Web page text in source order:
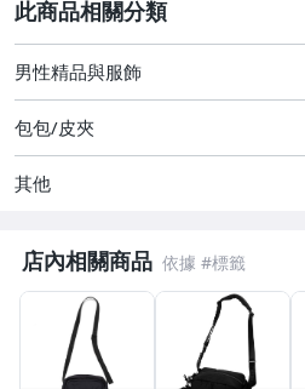
男性精品與服飾
手錶與飾品配件
男性精品與服飾
包包/皮夾
其他
店內相關商品